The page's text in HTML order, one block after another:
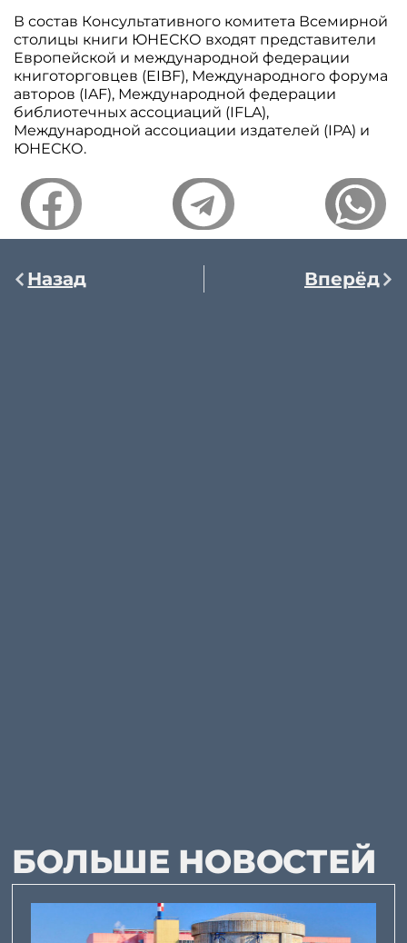
В состав Консультативного комитета Всемирной
столицы книги ЮНЕСКО входят представители
Европейской и международной федерации
книготорговцев (EIBF), Международного форума
авторов (IAF), Международной федерации
библиотечных ассоциаций (IFLA),
Международной ассоциации издателей (IPA) и
ЮНЕСКО.
Назад Вперёд
БОЛЬШЕ НОВОСТЕЙ